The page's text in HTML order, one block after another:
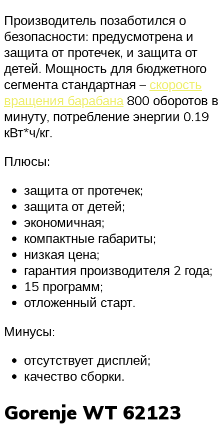
Производитель позаботился о
безопасности: предусмотрена и
защита от протечек, и защита от
детей. Мощность для бюджетного
сегмента стандартная – скорость
вращения барабана800 оборотов в
минуту, потребление энергии 0.19
кВт*ч/кг.
Плюсы:
защита от протечек;
защита от детей;
экономичная;
компактные габариты;
низкая цена;
гарантия производителя 2 года;
15 программ;
отложенный старт.
Минусы:
отсутствует дисплей;
качество сборки.
Gorenje WT 62123